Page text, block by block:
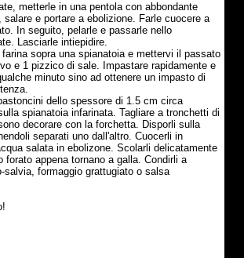
metterle in una pentola con abbondante
salare e portare a ebolizione. Farle cuocere a
In seguito, pelarle e passarle nello
Lasciarle intiepidire.
sopra una spianatoia e mettervi il passato
e 1 pizzico di sale. Impastare rapidamente e
minuto sino ad ottenere un impasto di
dello spessore di 1.5 cm circa
spianatoia infarinata. Tagliare a tronchetti di
decorare con la forchetta. Disporli sulla
separati uno dall'altro. Cuocerli in
salata in ebolizone. Scolarli delicatamente
forato appena tornano a galla. Condirli a
salvia, formaggio grattugiato o salsa